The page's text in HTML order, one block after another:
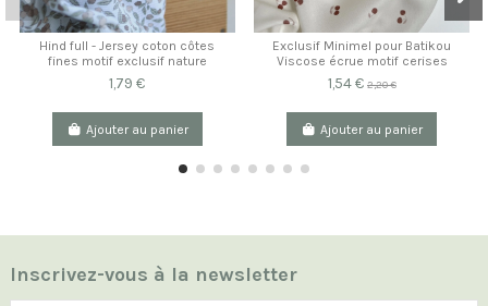
Hind full - Jersey coton côtes
fines motif exclusif nature
1,79 €
Ajouter au panier
Exclusif Minimel pour Batikou
Viscose écrue motif cerises
1,54 € 2,20 €
Ajouter au panier
Inscrivez-vous à la newsletter